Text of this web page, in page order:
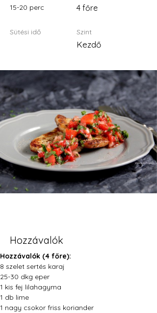
15-20 perc
Sütési idő
4 főre
Szint
Kezdő
Hozzávalók
Hozzávalók (4 főre):
8 szelet sertés karaj
25-30 dkg eper
1 kis fej lilahagyma
1 db lime
1 nagy csokor friss koriander